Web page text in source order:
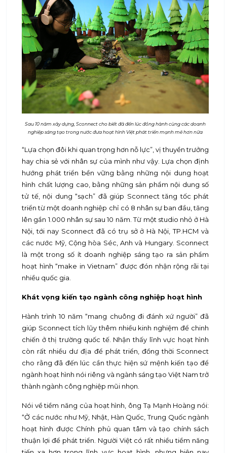
Sau 10 năm xây dựng, Sconnect cho biết đã đến lúc đồng hành cùng các doanh
nghiệp sáng tạo trong nước đưa hoạt hình Việt phát triển mạnh mẽ hơn nữa
“Lựa chọn đôi khi quan trọng hơn nỗ lực”, vị thuyền trưởng
hay chia sẻ với nhân sự của mình như vậy. Lựa chọn định
hướng phát triển bền vững bằng những nội dung hoạt
hình chất lượng cao, bằng những sản phẩm nội dung số
tử tế, nội dung “sạch” đã giúp Sconnect tăng tốc phát
triển từ một doanh nghiệp chỉ có 8 nhân sự ban đầu, tăng
lên gần 1.000 nhân sự sau 10 năm. Từ một studio nhỏ ở Hà
Nội, tới nay Sconnect đã có trụ sở ở Hà Nội, TP.HCM và
các nước Mỹ, Cộng hòa Séc, Anh và Hungary. Sconnect
là một trong số ít doanh nghiệp sáng tạo ra sản phẩm
hoạt hình “make in Vietnam” được đón nhận rộng rãi tại
nhiều quốc gia.
Khát vọng kiến tạo ngành công nghiệp hoạt hình
Hành trình 10 năm “mang chuông đi đánh xứ người” đã
giúp Sconnect tích lũy thêm nhiều kinh nghiệm để chinh
chiến ở thị trường quốc tế. Nhận thấy lĩnh vực hoạt hình
còn rất nhiều dư địa để phát triển, đồng thời Sconnect
cho rằng đã đến lúc cần thực hiện sứ mệnh kiến tạo để
ngành hoạt hình nói riêng và ngành sáng tạo Việt Nam trở
thành ngành công nghiệp mũi nhọn.
Nói về tiềm năng của hoạt hình, ông Tạ Mạnh Hoàng nói:
“Ở các nước như Mỹ, Nhật, Hàn Quốc, Trung Quốc ngành
hoạt hình được Chính phủ quan tâm và tạo chính sách
thuận lợi để phát triển. Người Việt có rất nhiều tiềm năng